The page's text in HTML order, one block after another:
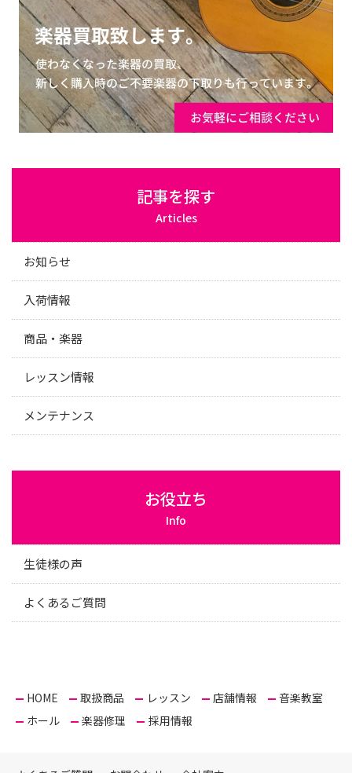
記事を探す
Articles
お知らせ
入荷情報
商品・楽器
レッスン情報
メンテナンス
お役立ち
Info
生徒様の声
よくあるご質問
HOME 取扱商品 レッスン 店舗情報
音楽教室
ホール
楽器修理 採用情報